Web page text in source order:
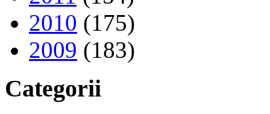
2010 (175)
2009 (183)
Categorii